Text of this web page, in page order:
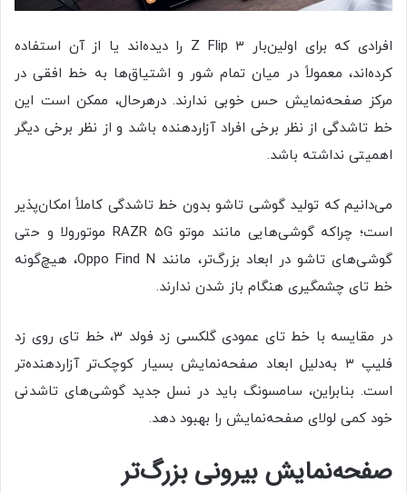
افرادی که برای اولین‌بار Z Flip ۳ را دیده‌اند یا از آن استفاده
کرده‌اند، معمولاً در میان تمام شور و اشتیاق‌ها به خط افقی در
مرکز صفحه‌نمایش حس خوبی ندارند. درهرحال، ممکن است این
خط تاشدگی از‌ نظر برخی افراد آزاردهنده باشد و از‌ نظر برخی دیگر
اهمیتی نداشته باشد.
می‌دانیم که تولید گوشی تاشو بدون خط تاشدگی کاملاً امکان‌پذیر
است؛ چراکه گوشی‌هایی مانند موتو RAZR 5G موتورولا و حتی
گوشی‌های تاشو در ابعاد بزرگ‌تر، مانند Oppo Find N، هیچ‌گونه
خط تای چشمگیری هنگام باز‌‌ شدن ندارند.
در‌‌‌ مقایسه‌‌‌ با خط تای عمودی گلکسی زد فولد ۳، خط تای روی زد
فلیپ ۳ به‌دلیل ابعاد صفحه‌نمایش بسیار کوچک‌تر آزاردهنده‌تر
است. بنابراین، سامسونگ باید در نسل جدید گوشی‌های تاشدنی
خود کمی لولای صفحه‌نمایش را بهبود دهد.
صفحه‌نمایش بیرونی بزرگ‌تر